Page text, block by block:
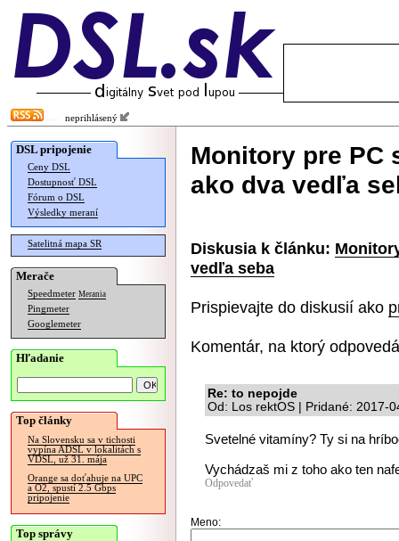
neprihlásený
DSL pripojenie
Ceny DSL
Dostupnosť DSL
Fórum o DSL
Výsledky meraní
Satelitná mapa SR
Merače
Speedmeter Merania
Pingmeter
Googlemeter
Hľadanie
Top články
Na Slovensku sa v tichosti
vypína ADSL v lokalitách s
VDSL, už 31. mája
Orange sa doťahuje na UPC
a O2, spustí 2.5 Gbps
pripojenie
Top správy
Monitory pre PC
ako dva vedľa
Diskusia k článku:
vedľa seba
Prispievajte do diskusií ako
Komentár, na ktorý
Re: to nepojde
Od: Los rektOS | Pridané: 2017-
Svetelné vitamíny? Ty si na
Vychádzaš mi z toho ako ten
Odpovedať
Meno: